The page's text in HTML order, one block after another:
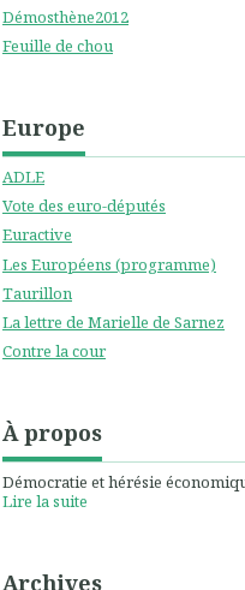
Démosthène2012
Feuille de chou
Europe
ADLE
Vote des euro-députés
Euractive
Les Européens (programme)
Taurillon
La lettre de Marielle de Sarnez
Contre la cour
À propos
Démocratie et hérésie
Lire la suite
Archives